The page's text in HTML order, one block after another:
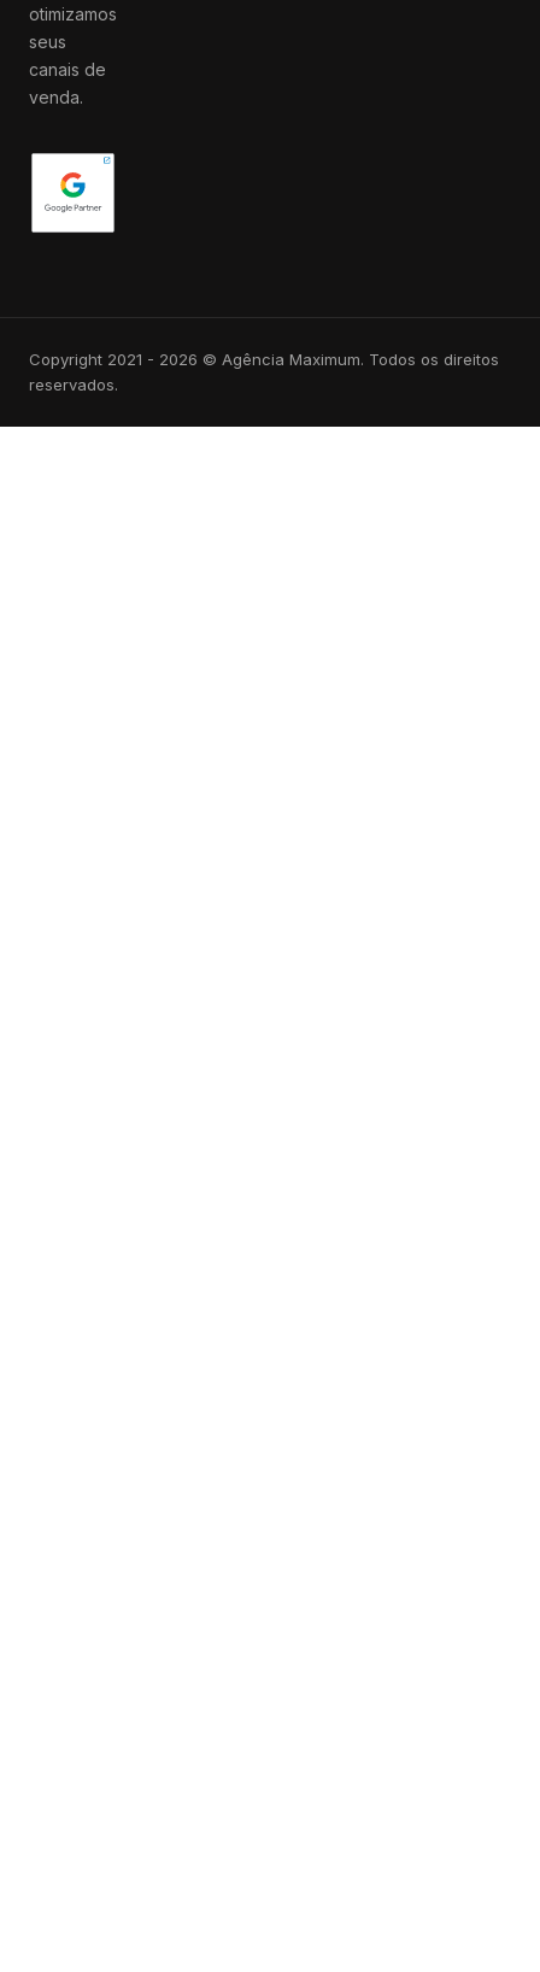
otimizamos
seus
canais de
venda.
Copyright 2021 - 2026 © Agência Maximum. Todos os direitos
reservados.